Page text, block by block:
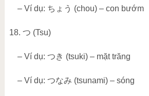
– Ví dụ: ちょう (chou) – con bướm
18. つ (Tsu)
– Ví dụ: つき (tsuki) – mặt trăng
– Ví dụ: つなみ (tsunami) – sóng